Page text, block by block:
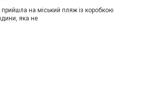
прийшла на міський пляж із коробкою
яка не